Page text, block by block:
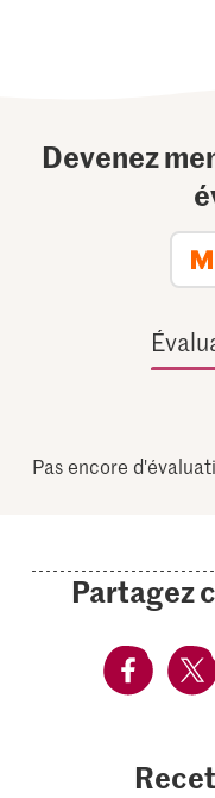
Devenez
Pas encore
Partagez